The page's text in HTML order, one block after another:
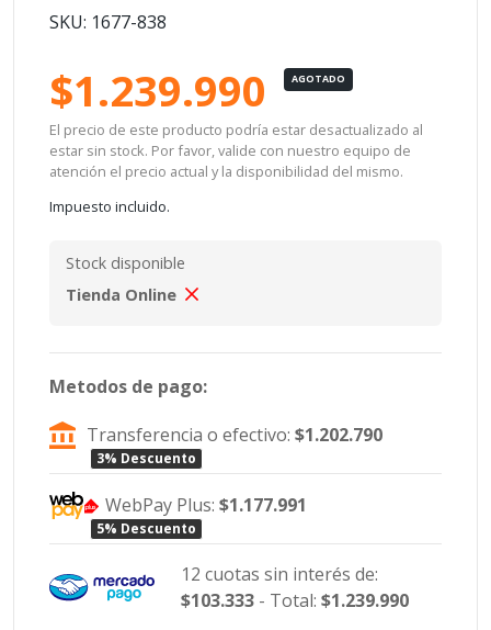
SKU: 1677-838
$1.239.990 AGOTADO
El precio de este producto podría estar desactualizado al
estar sin stock. Por favor, valide con nuestro equipo de
atención el precio actual y la disponibilidad del mismo.
Impuesto incluido.
Stock disponible
Tienda Online
Metodos de pago:
Transferencia o efectivo:$1.202.790
3% Descuento
WebPay Plus:$1.177.991
5% Descuento
12 cuotas sin interés de:
$103.333- Total: $1.239.990